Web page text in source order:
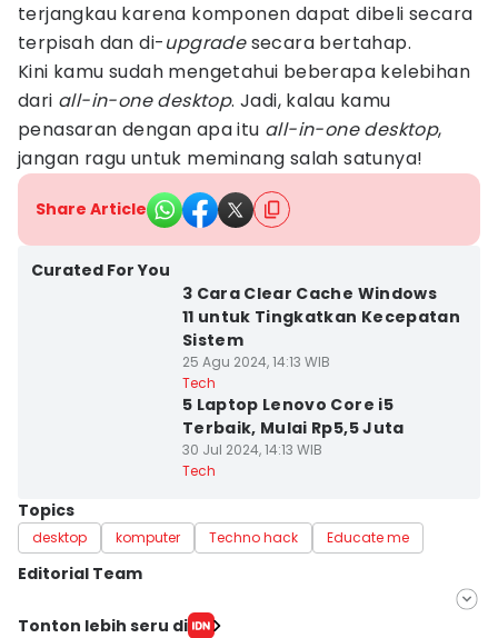
terjangkau karena komponen dapat dibeli secara
terpisah dan di-upgradesecara bertahap.
Kini kamu sudah mengetahui beberapa kelebihan
dari all-in-one desktop. Jadi, kalau kamu
penasaran dengan apa itu all-in-one desktop,
jangan ragu untuk meminang salah satunya!
Share Article
Curated For You
3 Cara Clear Cache Windows
11 untuk Tingkatkan Kecepatan
Sistem
25 Agu 2024, 14:13 WIB
Tech
5 Laptop Lenovo Core i5
Terbaik, Mulai Rp5,5 Juta
30 Jul 2024, 14:13 WIB
Tech
Topics
desktop komputer Techno hack Educate me
Editorial Team
Editor
Tonton lebih seru di